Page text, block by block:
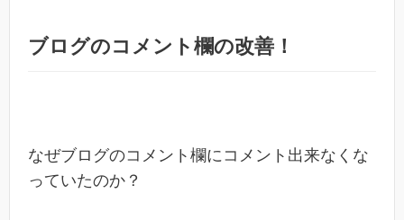
ブログのコメント欄の改善！
なぜブログのコメント欄にコメント出来なくな
っていたのか？